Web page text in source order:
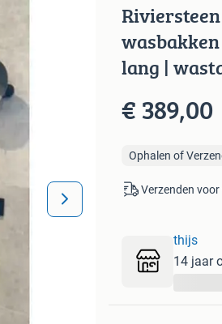
lang |
€ 389,00
Ophalen of
Verzenden voor
thijs
14 jaar